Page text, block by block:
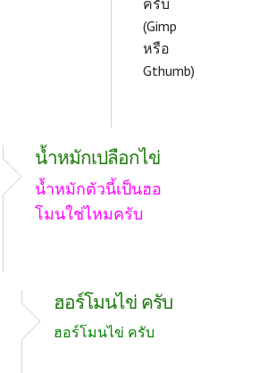
ครับ
(Gimp
หรือ
Gthumb)
น้ำหมักเปลือกไข่
น้ำหมักตัวนี้เป็นฮอ
โมนใช่ไหมครับ
ฮอร์โมนไข่ ครับ
ฮอร์โมนไข่ ครับ